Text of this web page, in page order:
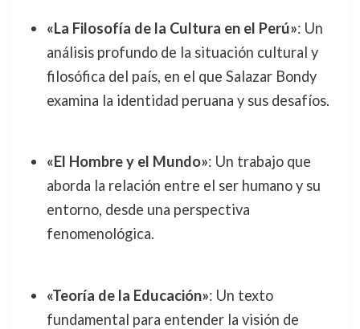
«La Filosofía de la Cultura en el Perú»: Un
análisis profundo de la situación cultural y
filosófica del país, en el que Salazar Bondy
examina la identidad peruana y sus desafíos.
«El Hombre y el Mundo»: Un trabajo que
aborda la relación entre el ser humano y su
entorno, desde una perspectiva
fenomenológica.
«Teoría de la Educación»: Un texto
fundamental para entender la visión de